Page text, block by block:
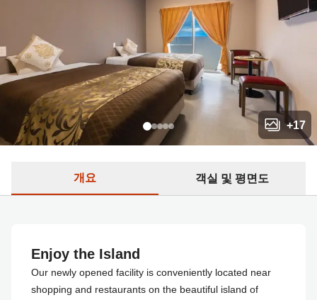
+17
개요 객실 및 평면도
Enjoy the Island
Our newly opened facility is conveniently located near
shopping and restaurants on the beautiful island of